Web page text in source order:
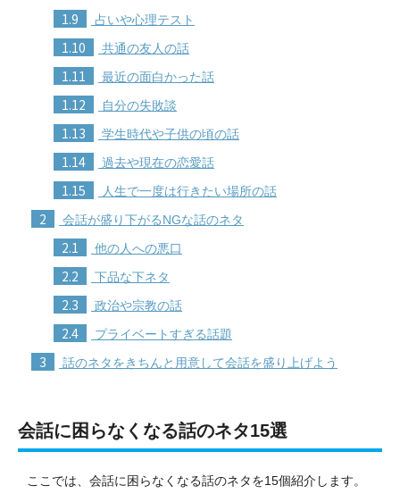
1.9 占いや心理テスト
1.10 共通の友人の話
1.11 最近の面白かった話
1.12 自分の失敗談
1.13 学生時代や子供の頃の話
1.14 過去や現在の恋愛話
1.15 人生で一度は行きたい場所の話
2 会話が盛り下がるNGな話のネタ
2.1 他の人への悪口
2.2 下品な下ネタ
2.3 政治や宗教の話
2.4 プライベートすぎる話題
3 話のネタをきちんと用意して会話を盛り上げよう
会話に困らなくなる話のネタ15選
ここでは、会話に困らなくなる話のネタを15個紹介します。